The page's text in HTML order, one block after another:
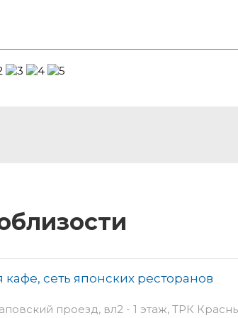
кафе, сеть японских ресторанов
проезд, вл2 - 1 этаж, ТРК